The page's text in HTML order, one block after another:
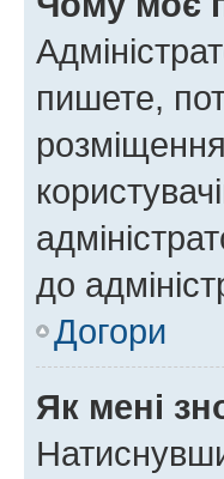
пишете,
до
Догори
Як мені